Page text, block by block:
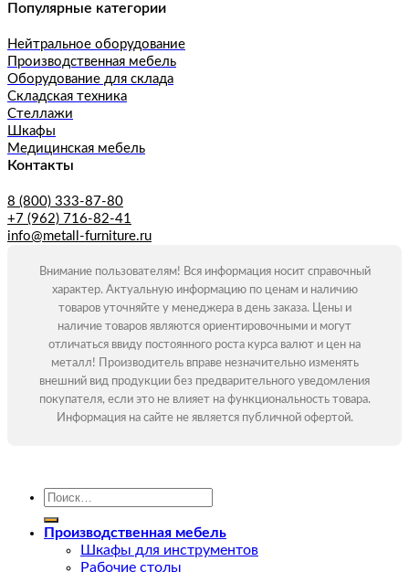
Популярные категории
Нейтральное оборудование
Производственная мебель
Оборудование для склада
Складская техника
Стеллажи
Шкафы
Медицинская мебель
Контакты
8 (800) 333-87-80
+7 (962) 716-82-41
info@metall-furniture.ru
Внимание пользователям! Вся информация носит справочный
характер. Актуальную информацию по ценам и наличию
товаров уточняйте у менеджера в день заказа. Цены и
наличие товаров являются ориентировочными и могут
отличаться ввиду постоянного роста курса валют и цен на
металл! Производитель вправе незначительно изменять
внешний вид продукции без предварительного уведомления
покупателя, если это не влияет на функциональность товара.
Информация на сайте не является публичной офертой.
Искать:
Производственная мебель
Шкафы для инструментов
Рабочие столы